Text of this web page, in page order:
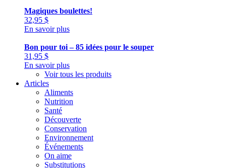
Magiques boulettes!
32,95 $
En savoir plus
Bon pour toi – 85 idées pour le souper
31,95 $
En savoir plus
Voir tous les produits
Articles
Aliments
Nutrition
Santé
Découverte
Conservation
Environnement
Événements
On aime
Substitutions